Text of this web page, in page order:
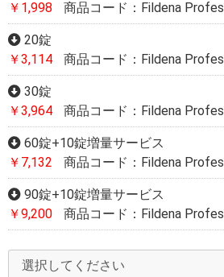
￥1,998
商品コード：Fildena
20錠
￥3,114
商品コード：Fildena
30錠
￥3,964
商品コード：Fildena
60錠+10錠増量サービス
￥7,132
商品コード：Fildena
90錠+10錠増量サービス
￥9,200
商品コード：Fildena